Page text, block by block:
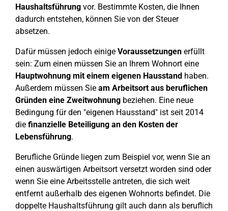
Haushaltsführung vor. Bestimmte Kosten, die Ihnen
dadurch entstehen, können Sie von der Steuer
absetzen.
Dafür müssen jedoch einige Voraussetzungen erfüllt
sein: Zum einen müssen Sie an Ihrem Wohnort eine
Hauptwohnung mit einem eigenen Hausstand haben.
Außerdem müssen Sie am Arbeitsort aus beruflichen
Gründen eine Zweitwohnung beziehen. Eine neue
Bedingung für den "eigenen Hausstand" ist seit 2014
die finanzielle Beteiligung an den Kosten der
Lebensführung.
Berufliche Gründe liegen zum Beispiel vor, wenn Sie an
einen auswärtigen Arbeitsort versetzt worden sind oder
wenn Sie eine Arbeitsstelle antreten, die sich weit
entfernt außerhalb des eigenen Wohnorts befindet. Die
doppelte Haushaltsführung gilt auch dann als beruflich